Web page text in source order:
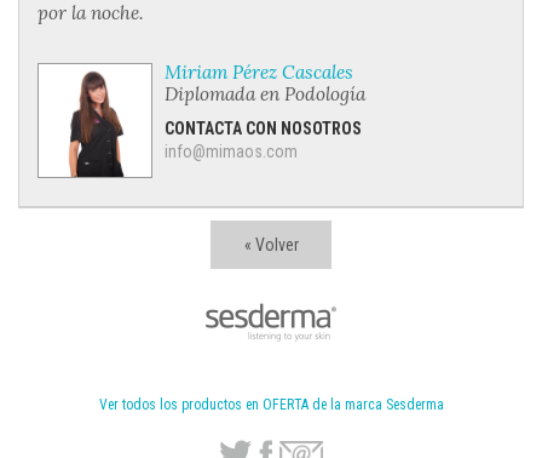
« Volver
Ver todos los productos en OFERTA de la marca Sesderma
por la noche.
Miriam Pérez Cascales
Diplomada en Podología
CONTACTA CON NOSOTROS
info@mimaos.com